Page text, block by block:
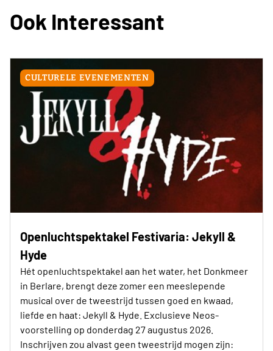
Ook Interessant
CULTURELE EVENEMENTEN
Openluchtspektakel Festivaria: Jekyll &
Hyde
Hét openluchtspektakel aan het water, het Donkmeer
in Berlare, brengt deze zomer een meeslepende
musical over de tweestrijd tussen goed en kwaad,
liefde en haat: Jekyll & Hyde. Exclusieve Neos-
voorstelling op donderdag 27 augustus 2026.
Inschrijven zou alvast geen tweestrijd mogen zijn: